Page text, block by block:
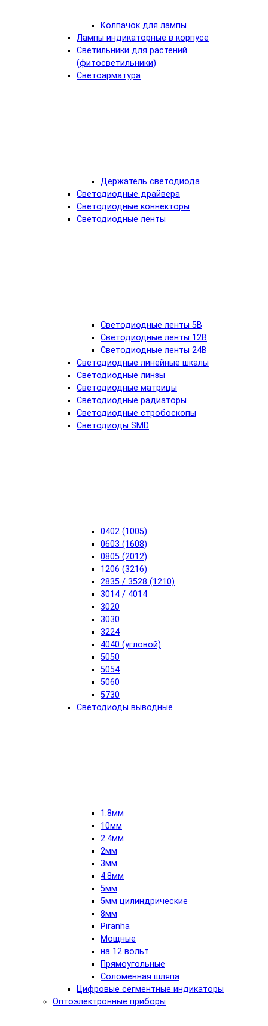
Колпачок для лампы
Лампы индикаторные в корпусе
Светильники для растений
(фитосветильники)
Светоарматура
Держатель светодиода
Светодиодные драйвера
Светодиодные коннекторы
Светодиодные ленты
Светодиодные ленты 5В
Светодиодные ленты 12В
Светодиодные ленты 24В
Светодиодные линейные шкалы
Светодиодные линзы
Светодиодные матрицы
Светодиодные радиаторы
Светодиодные стробоскопы
Светодиоды SMD
0402 (1005)
0603 (1608)
0805 (2012)
1206 (3216)
2835 / 3528 (1210)
3014 / 4014
3020
3030
3224
4040 (угловой)
5050
5054
5060
5730
Светодиоды выводные
1.8мм
10мм
2.4мм
2мм
3мм
4.8мм
5мм
5мм цилиндрические
8мм
Piranha
Мощные
на 12 вольт
Прямоугольные
Соломенная шляпа
Цифровые сегментные индикаторы
Оптоэлектронные приборы